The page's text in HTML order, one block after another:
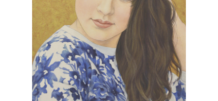
Art works 作品一覧
Catalog カタログ
Schedule スケジュール
会社案内